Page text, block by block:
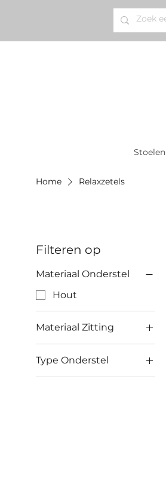
Stoelen
Home Relaxzetels
Filteren op
Materiaal Onderstel
Hout
Materiaal Zitting
Kunstleder
Leder
Type Onderstel
Vier poten